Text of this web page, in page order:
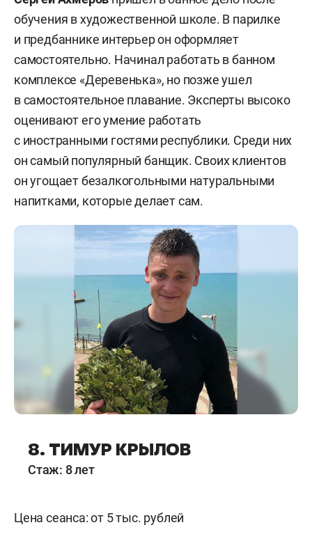
обучения в художественной школе. В парилке
и предбаннике интерьер он оформляет
самостоятельно. Начинал работать в банном
комплексе «Деревенька», но позже ушел
в самостоятельное плавание. Эксперты высоко
оценивают его умение работать
с иностранными гостями республики. Среди них
он самый популярный банщик. Своих клиентов
он угощает безалкогольными натуральными
напитками, которые делает сам.
8. ТИМУР КРЫЛОВ
Стаж: 8 лет
Цена сеанса: от 5 тыс. рублей